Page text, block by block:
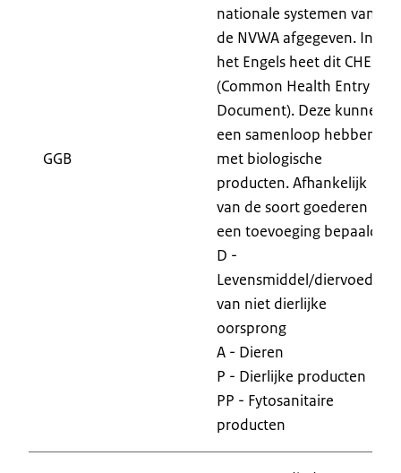
GGB
nationale systemen van
de NVWA afgegeven. In
het Engels heet dit CHED
(Common Health Entry
Document). Deze kunnen
een samenloop hebben
met biologische
producten. Afhankelijk
van de soort goederen is
een toevoeging bepaald:
D -
Levensmiddel/diervoeder
van niet dierlijke
oorsprong
A - Dieren
P - Dierlijke producten
PP - Fytosanitaire
producten